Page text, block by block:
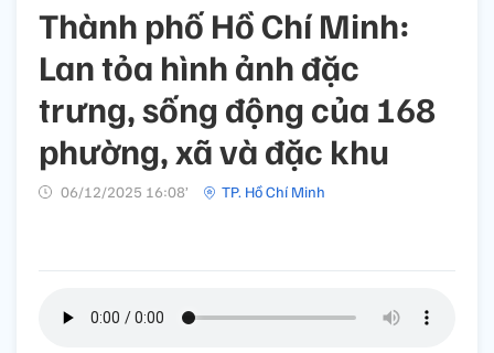
Thành phố Hồ Chí Minh:
Lan tỏa hình ảnh đặc
trưng, sống động của 168
phường, xã và đặc khu
06/12/2025 16:08’ TP. Hồ Chí Minh